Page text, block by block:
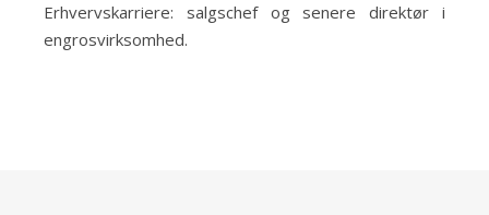
Erhvervskarriere: salgschef og senere direktør i
engrosvirksomhed.